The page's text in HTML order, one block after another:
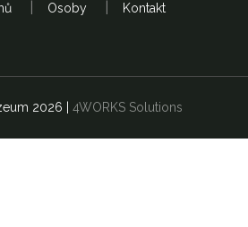
Osoby Kontakt
2026 4WORKS Solutions